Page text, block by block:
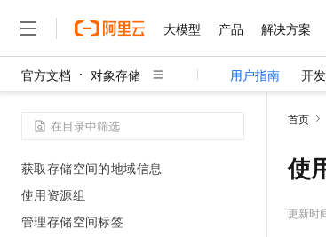
大模型 产品 解决方案
官方文档 对象存储 用户指南 开
创建存储空间
存储空间命名
列举存储空间
获取存储空间的地域信息
使用资源组
管理存储空间标签
首页
使
更新时
大模型
千问
产品
精选产品
精选产品
大模型服
多元化、
解决方案
精选解决方案
精选解
企业级
权益 普惠上云
云服务器
推荐新用
定价 产品定价
了解云产
云上成
管理和优
云市场 精选商城
多端小程
伙伴 成为销
咨询伙伴
销售伙
服务 售前咨询
售后服务
自助服务
了解阿里云 为什么
技术领先